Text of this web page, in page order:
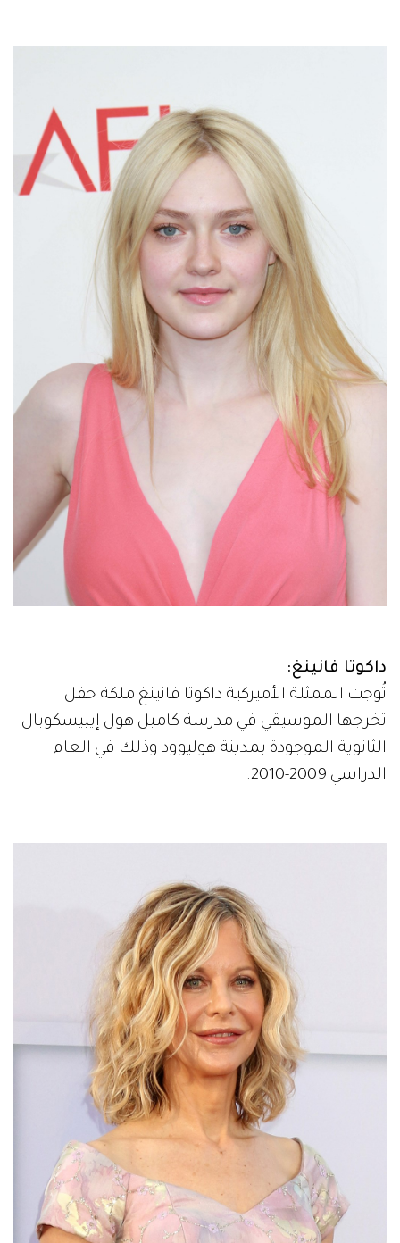
داكوتا فانينغ:
تُوجت الممثلة الأميركية داكوتا فانينغ ملكة حفل
تخرجها الموسيقي في مدرسة كامبل هول إيبيسكوبال
الثانوية الموجودة بمدينة هوليوود وذلك في العام
الدراسي 2009-2010.